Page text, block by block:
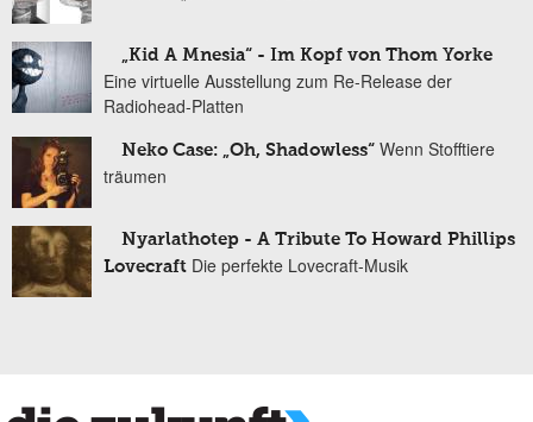
„Kid A Mnesia“ - Im Kopf von Thom Yorke
Eine virtuelle Ausstellung zum Re-Release der
Radiohead-Platten
Neko Case: „Oh, Shadowless“ Wenn Stofftiere
träumen
Nyarlathotep - A Tribute To Howard Phillips
Lovecraft Die perfekte Lovecraft-Musik